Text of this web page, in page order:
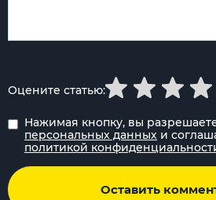
Нажимая кнопку, вы
персональных данных и
политикой
Оставить
Оцените статью: